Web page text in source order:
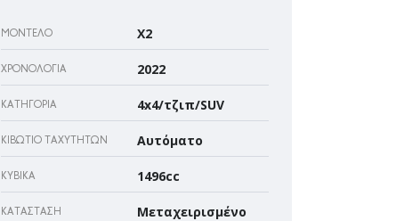
ΜΟΝΤΈΛΟ X2
ΧΡΟΝΟΛΟΓΊΑ 2022
ΚΑΤΗΓΟΡΊΑ 4x4/τζιπ/SUV
ΚΙΒΏΤΙΟ ΤΑΧΥΤΉΤΩΝ Αυτόματο
ΚΥΒΙΚΆ 1496cc
ΚΑΤΆΣΤΑΣΗ Μεταχειρισμένο